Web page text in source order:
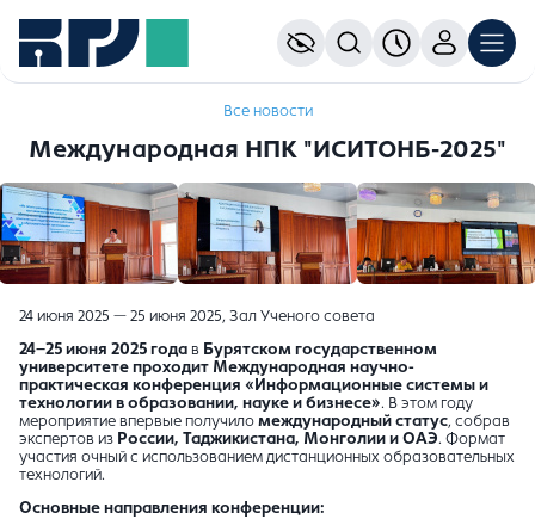
Все новости
Международная НПК "ИСИТОНБ-2025"
24 июня 2025 — 25 июня 2025, Зал Ученого совета
24–25 июня 2025 года в Бурятском государственном
университете проходит Международная научно-
практическая конференция «Информационные системы и
технологии в образовании, науке и бизнесе». В этом году
мероприятие впервые получило международный статус, собрав
экспертов из России, Таджикистана, Монголии и ОАЭ. Формат
участия очный с использованием дистанционных образовательных
технологий.
Основные направления конференции: